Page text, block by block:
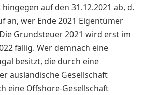
auf den 31.12.2021 ab, d.
an, wer Ende 2021 Eigentümer
Grundsteuer 2021 wird erst im
fällig. Wer demnach eine
besitzt, die durch eine
ausländische Gesellschaft
eine Offshore-Gesellschaft